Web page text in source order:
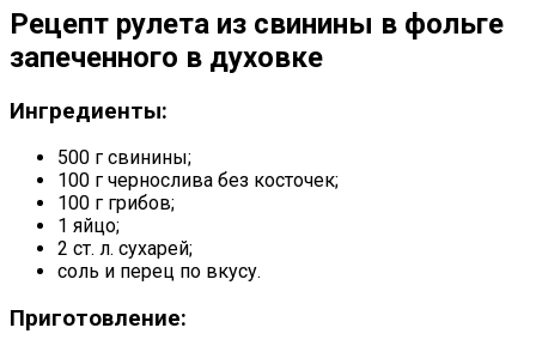
Рецепт рулета из свинины в фольге
запеченного в духовке
Ингредиенты:
500 г свинины;
100 г чернослива без косточек;
100 г грибов;
1 яйцо;
2 ст. л. сухарей;
соль и перец по вкусу.
Приготовление: